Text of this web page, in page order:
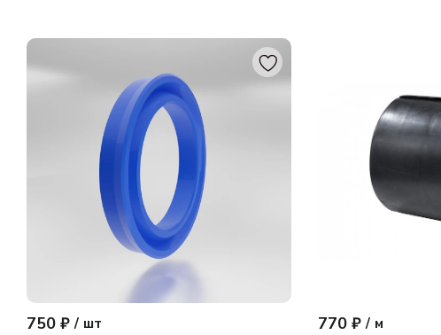
750 ₽ / шт 770 ₽ / м